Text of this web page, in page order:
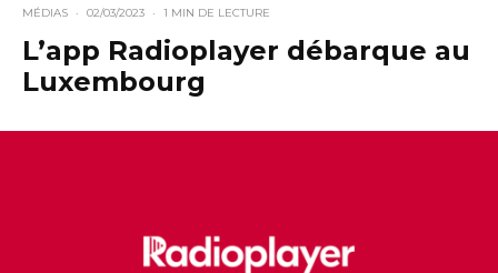
MÉDIAS · 02/03/2023 · 1 MIN DE LECTURE
L’app Radioplayer débarque au
Luxembourg